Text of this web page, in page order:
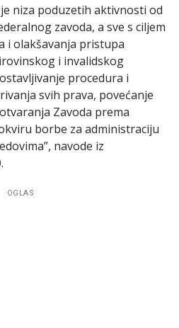
niza poduzetih aktivnosti od
zavoda, a sve s ciljem
i olakšavanja pristupa
i invalidskog
procedura i
svih prava, povećanje
Zavoda prema
borbe za administraciju
navode iz
OGLAS